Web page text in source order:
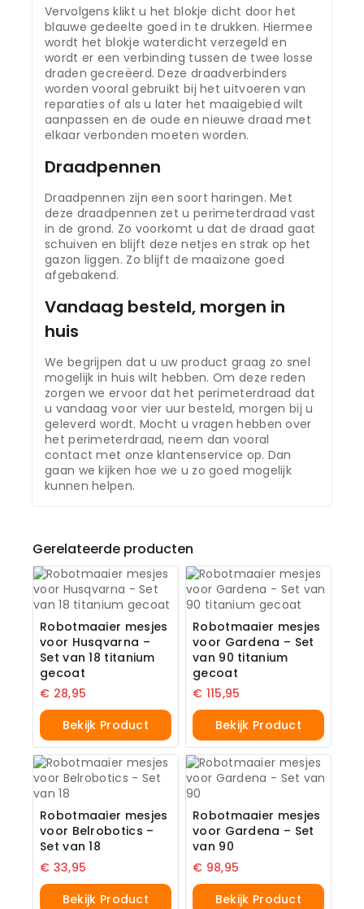
Vervolgens klikt u het blokje dicht door het
blauwe gedeelte goed in te drukken. Hiermee
wordt het blokje waterdicht verzegeld en
wordt er een verbinding tussen de twee losse
draden gecreëerd. Deze draadverbinders
worden vooral gebruikt bij het uitvoeren van
reparaties of als u later het maaigebied wilt
aanpassen en de oude en nieuwe draad met
elkaar verbonden moeten worden.
Draadpennen
Draadpennen zijn een soort haringen. Met
deze draadpennen zet u perimeterdraad vast
in de grond. Zo voorkomt u dat de draad gaat
schuiven en blijft deze netjes en strak op het
gazon liggen. Zo blijft de maaizone goed
afgebakend.
Vandaag besteld, morgen in
huis
We begrijpen dat u uw product graag zo snel
mogelijk in huis wilt hebben. Om deze reden
zorgen we ervoor dat het perimeterdraad dat
u vandaag voor vier uur besteld, morgen bij u
geleverd wordt. Mocht u vragen hebben over
het perimeterdraad, neem dan vooral
contact met onze klantenservice op. Dan
gaan we kijken hoe we u zo goed mogelijk
kunnen helpen.
Gerelateerde producten
Robotmaaier mesjes
voor Husqvarna –
Set van 18 titanium
gecoat
€ 28,95
Bekijk Product
Robotmaaier mesjes
voor Gardena – Set
van 90 titanium
gecoat
€ 115,95
Bekijk Product
Robotmaaier mesjes
voor Belrobotics –
Set van 18
€ 33,95
Bekijk Product
Robotmaaier mesjes
voor Gardena – Set
van 90
€ 98,95
Bekijk Product